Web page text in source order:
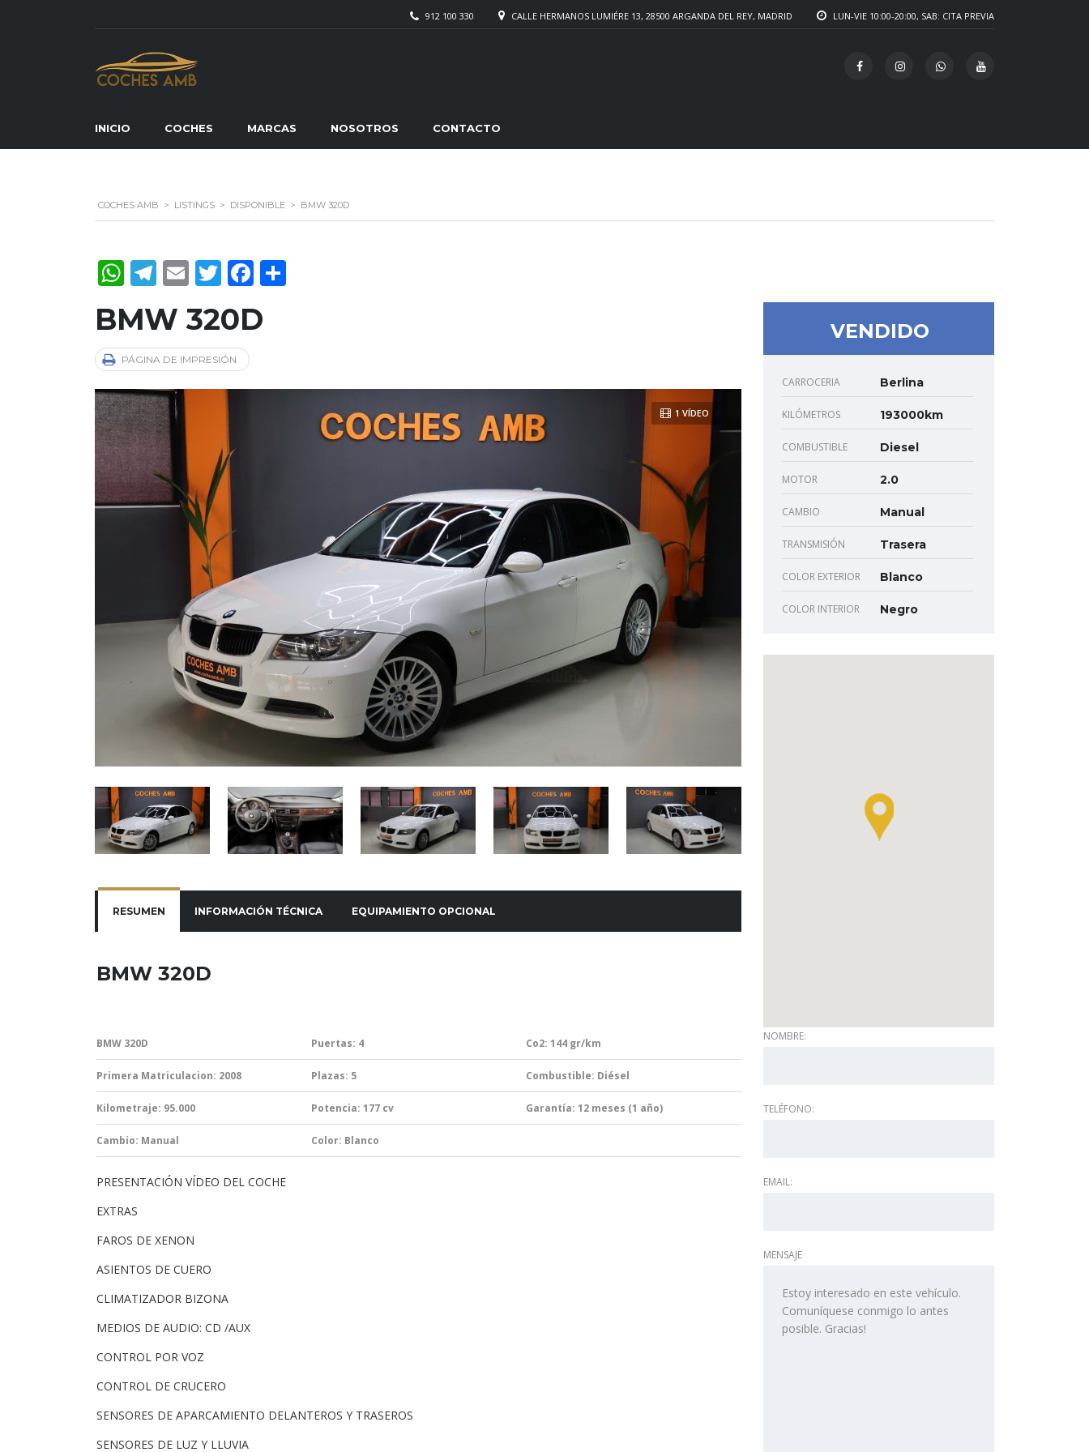
LUN-VIE 10:00-20:00, SAB: CITA PREVIA
CALLE HERMANOS LUMIÉRE 13, 28500 ARGANDA DEL REY, MADRID
912 100 330
INICIO COCHES MARCAS NOSOTROS CONTACTO
COCHES AMB > LISTINGS > DISPONIBLE > BMW 320D
WhatsApp
Telegram
EmailTwitterFacebook
BMW 320D
PÁGINA DE IMPRESIÓN
1 VÍDEO
RESUMEN INFORMACIÓN TÉCNICA EQUIPAMIENTO OPCIONAL
BMW 320D
BMW 320D Puertas: 4 Co2: 144 gr/km
Primera Matriculacion: 2008 Plazas: 5 Combustible: Diésel
Kilometraje: 95.000 Potencia: 177 cv Garantía: 12 meses (1 año)
Cambio: Manual Color: Blanco
PRESENTACIÓN VÍDEO DEL COCHE
EXTRAS
FAROS DE XENON
ASIENTOS DE CUERO
CLIMATIZADOR BIZONA
MEDIOS DE AUDIO: CD /AUX
CONTROL POR VOZ
CONTROL DE CRUCERO
SENSORES DE APARCAMIENTO DELANTEROS Y TRASEROS
SENSORES DE LUZ Y LLUVIA
VENDIDO
CARROCERIA Berlina
KILÓMETROS 193000km
COMBUSTIBLE Diesel
MOTOR 2.0
CAMBIO Manual
TRANSMISIÓN Trasera
COLOR EXTERIOR Blanco
COLOR INTERIOR Negro
NOMBRE:
TELÉFONO:
EMAIL:
MENSAJE